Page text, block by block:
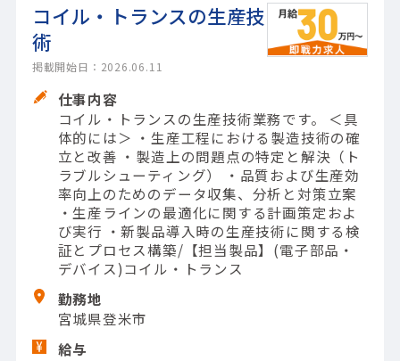
コイル・トランスの生産技
術
掲載開始日：2026.06.11
仕事内容
コイル・トランスの生産技術業務です。 ＜具
体的には＞ ・生産工程における製造技術の確
立と改善 ・製造上の問題点の特定と解決（ト
ラブルシューティング） ・品質および生産効
率向上のためのデータ収集、分析と対策立案
・生産ラインの最適化に関する計画策定およ
び実行 ・新製品導入時の生産技術に関する検
証とプロセス構築/【担当製品】(電子部品・
デバイス)コイル・トランス
勤務地
宮城県登米市
給与